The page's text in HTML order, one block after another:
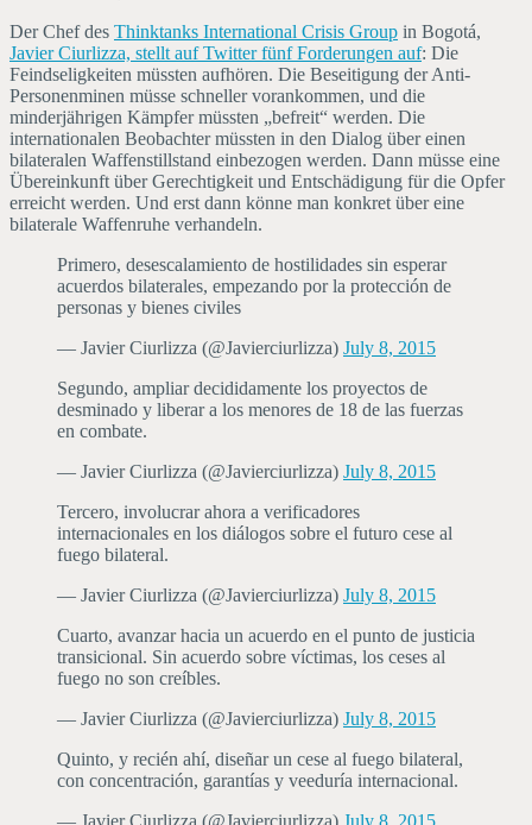
Der Chef des Thinktanks International Crisis Group in Bogotá,
Javier Ciurlizza, stellt auf Twitter fünf Forderungen auf: Die
Feindseligkeiten müssten aufhören. Die Beseitigung der Anti-
Personenminen müsse schneller vorankommen, und die
minderjährigen Kämpfer müssten „befreit“ werden. Die
internationalen Beobachter müssten in den Dialog über einen
bilateralen Waffenstillstand einbezogen werden. Dann müsse eine
Übereinkunft über Gerechtigkeit und Entschädigung für die Opfer
erreicht werden. Und erst dann könne man konkret über eine
bilaterale Waffenruhe verhandeln.
Primero, desescalamiento de hostilidades sin esperar
acuerdos bilaterales, empezando por la protección de
personas y bienes civiles
— Javier Ciurlizza (@Javierciurlizza) July 8, 2015
Segundo, ampliar decididamente los proyectos de
desminado y liberar a los menores de 18 de las fuerzas
en combate.
— Javier Ciurlizza (@Javierciurlizza) July 8, 2015
Tercero, involucrar ahora a verificadores
internacionales en los diálogos sobre el futuro cese al
fuego bilateral.
— Javier Ciurlizza (@Javierciurlizza) July 8, 2015
Cuarto, avanzar hacia un acuerdo en el punto de justicia
transicional. Sin acuerdo sobre víctimas, los ceses al
fuego no son creíbles.
— Javier Ciurlizza (@Javierciurlizza) July 8, 2015
Quinto, y recién ahí, diseñar un cese al fuego bilateral,
con concentración, garantías y veeduría internacional.